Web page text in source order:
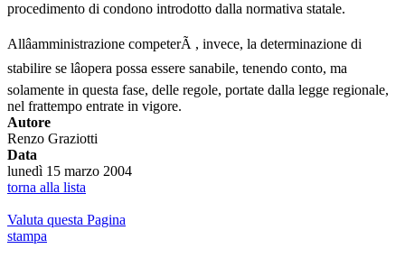
procedimento di condono introdotto dalla normativa statale.
Allâamministrazione competerÃ , invece, la determinazione di
stabilire se lâopera possa essere sanabile, tenendo conto, ma
solamente in questa fase, delle regole, portate dalla legge regionale,
nel frattempo entrate in vigore.
Autore
Renzo Graziotti
Data
lunedì 15 marzo 2004
torna alla lista
Valuta questa Pagina
stampa